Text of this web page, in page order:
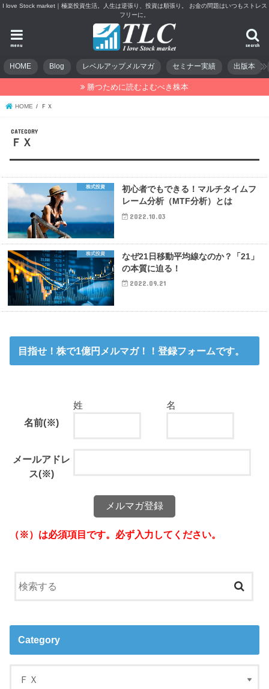
I love Stock market｜極楽投資生活。人生は逆張り、投資は順張り。 お金の問題はいつもストレス
フリーに。
search
menu
HOME Blog レベルアップメルマガ セミナー実績 出版本
勝つために読むよむべき株本
HOME ＦＸ
ＦＸ
株式投資
初心者でもできる！マルチタイムフ
レーム分析（MTF分析）とは
2022.10.03
株式投資
なぜ21日移動平均線なのか？「21」
の本質に迫る！
2022.09.21
目指せ！株で1億円メルマガ！！登録フォームです。
名前(※)
姓 名
メールアドレ
ス(※)
（※）は必須項目です。必ず入力してください。
Category